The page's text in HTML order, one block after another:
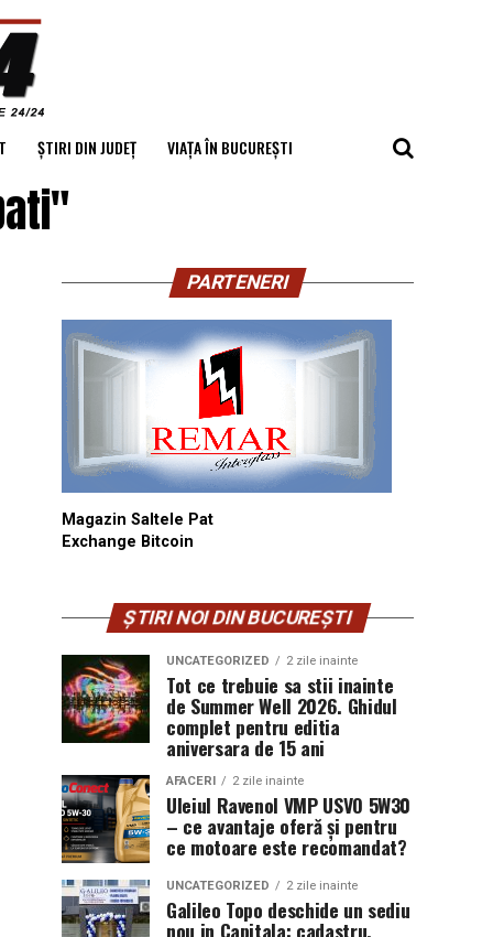
ȘTIRI DIN JUDEȚ VIAȚA ÎN BUCUREȘTI
PARTENERI
Magazin Saltele Pat
Exchange Bitcoin
ȘTIRI NOI DIN BUCUREȘTI
UNCATEGORIZED 2 zile inainte
Tot ce trebuie sa stii inainte
de Summer Well 2026. Ghidul
complet pentru editia
aniversara de 15 ani
AFACERI 2 zile inainte
Uleiul Ravenol VMP USVO 5W30
– ce avantaje oferă și pentru
ce motoare este recomandat?
UNCATEGORIZED 2 zile inainte
Galileo Topo deschide un sediu
nou in Capitala: cadastru,